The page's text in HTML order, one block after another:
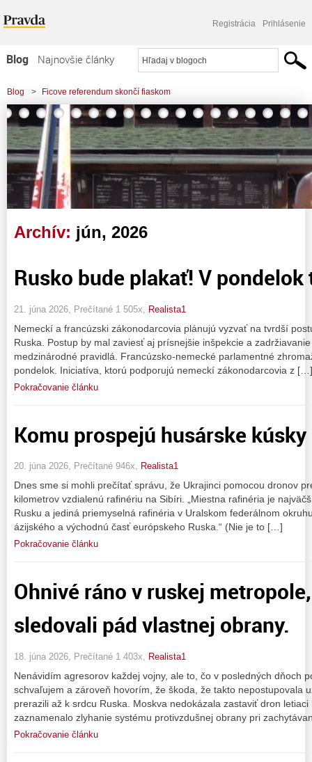
Registrácia Prihlásenie
Blog
Najnovšie články
Najčítanejšie články
Najkomentovanejšie články
Zoznam blogov
Komerčné blogy
Blog > Ficove referendum skončí fiaskom
Archív: jún, 2026
Rusko bude plakať! V pondelok
21. júna 2026, Prečítané 1 505x, Realista1
Nemeckí a francúzski zákonodarcovia plánujú vyzvať na tvrdší
Ruska. Postup by mal zaviesť aj prísnejšie inšpekcie a
medzinárodné pravidlá. Francúzsko-nemecké parlamentné
pondelok. Iniciatíva, ktorú podporujú nemeckí zákonodarcovia z […]
Pokračovanie článku
Komu prospejú husárske
20. júna 2026, Prečítané 946x, Realista1
Dnes sme si mohli prečítať správu, že Ukrajinci pomocou dronov
kilometrov vzdialenú rafinériu na Sibíri. „Miestna rafinéria je
Rusku a jediná priemyselná rafinéria v Uralskom federálnom
ázijského a východnú časť európskeho Ruska.“ (Nie je to […]
Pokračovanie článku
Ohnivé ráno v ruskej
sledovali pád vlastnej obrany.
18. júna 2026, Prečítané 1 403x, Realista1
Nenávidím agresorov každej vojny, ale to, čo v posledných dňoch
schvaľujem a zároveň hovorím, že škoda, že takto nepostupovala
prerazili až k srdcu Ruska. Moskva nedokázala zastaviť dron
zaznamenalo zlyhanie systému protivzdušnej obrany pri
Pokračovanie článku